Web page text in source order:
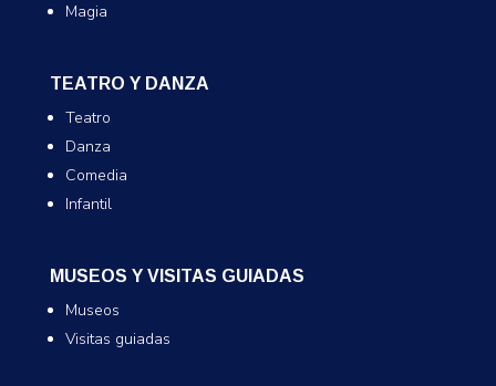
Magia
TEATRO Y DANZA
Teatro
Danza
Comedia
Infantil
MUSEOS Y VISITAS GUIADAS
Museos
Visitas guiadas